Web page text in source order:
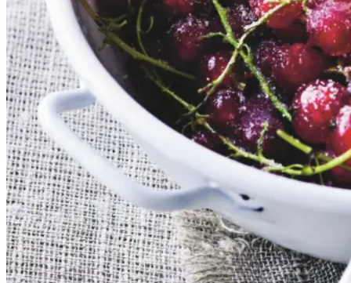
Sommermad
De rødlige bær er en sand
sommerklassiker. De har en frisk
og syrlig smag, som når de koges
op med sukker, udgør et dejligt
tilbehør til søde sager. De kan
serveres både til is, en kage eller
bare med letpisket flødeskum eller
skyr rørt lind med lidt mælk.